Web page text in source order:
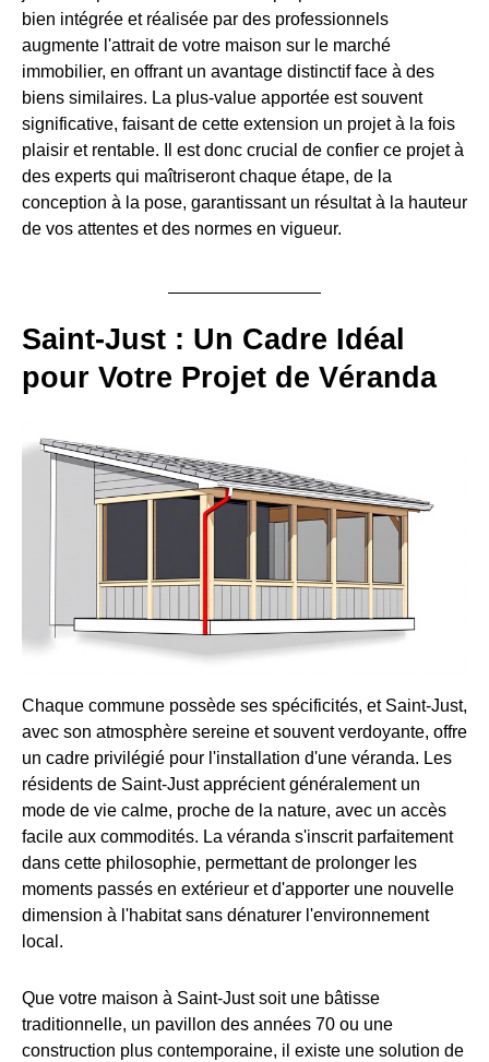
bien intégrée et réalisée par des professionnels
augmente l'attrait de votre maison sur le marché
immobilier, en offrant un avantage distinctif face à des
biens similaires. La plus-value apportée est souvent
significative, faisant de cette extension un projet à la fois
plaisir et rentable. Il est donc crucial de confier ce projet à
des experts qui maîtriseront chaque étape, de la
conception à la pose, garantissant un résultat à la hauteur
de vos attentes et des normes en vigueur.
Saint-Just : Un Cadre Idéal
pour Votre Projet de Véranda
Chaque commune possède ses spécificités, et Saint-Just,
avec son atmosphère sereine et souvent verdoyante, offre
un cadre privilégié pour l'installation d'une véranda. Les
résidents de Saint-Just apprécient généralement un
mode de vie calme, proche de la nature, avec un accès
facile aux commodités. La véranda s'inscrit parfaitement
dans cette philosophie, permettant de prolonger les
moments passés en extérieur et d'apporter une nouvelle
dimension à l'habitat sans dénaturer l'environnement
local.
Que votre maison à Saint-Just soit une bâtisse
traditionnelle, un pavillon des années 70 ou une
construction plus contemporaine, il existe une solution de